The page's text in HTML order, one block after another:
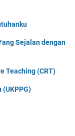
Sejalan dengan
Teaching (CRT)
(UKPPG)